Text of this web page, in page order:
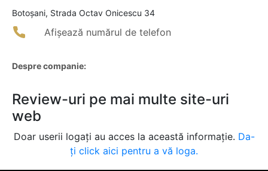
Botoşani, Strada Octav Onicescu 34
Afișează numărul de telefon
Despre companie:
Review-uri pe mai multe site-uri
web
Doar userii logați au acces la această informație. Da-
ți click aici pentru a vă loga.